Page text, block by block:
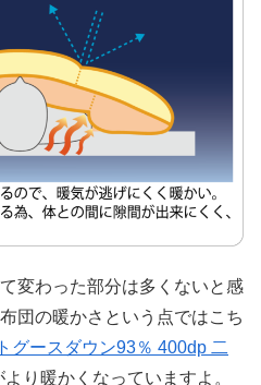
変わった部分は多くないと感
団の暖かさという点ではこち
グースダウン93％ 400dp 二
より暖かくなっていますよ。